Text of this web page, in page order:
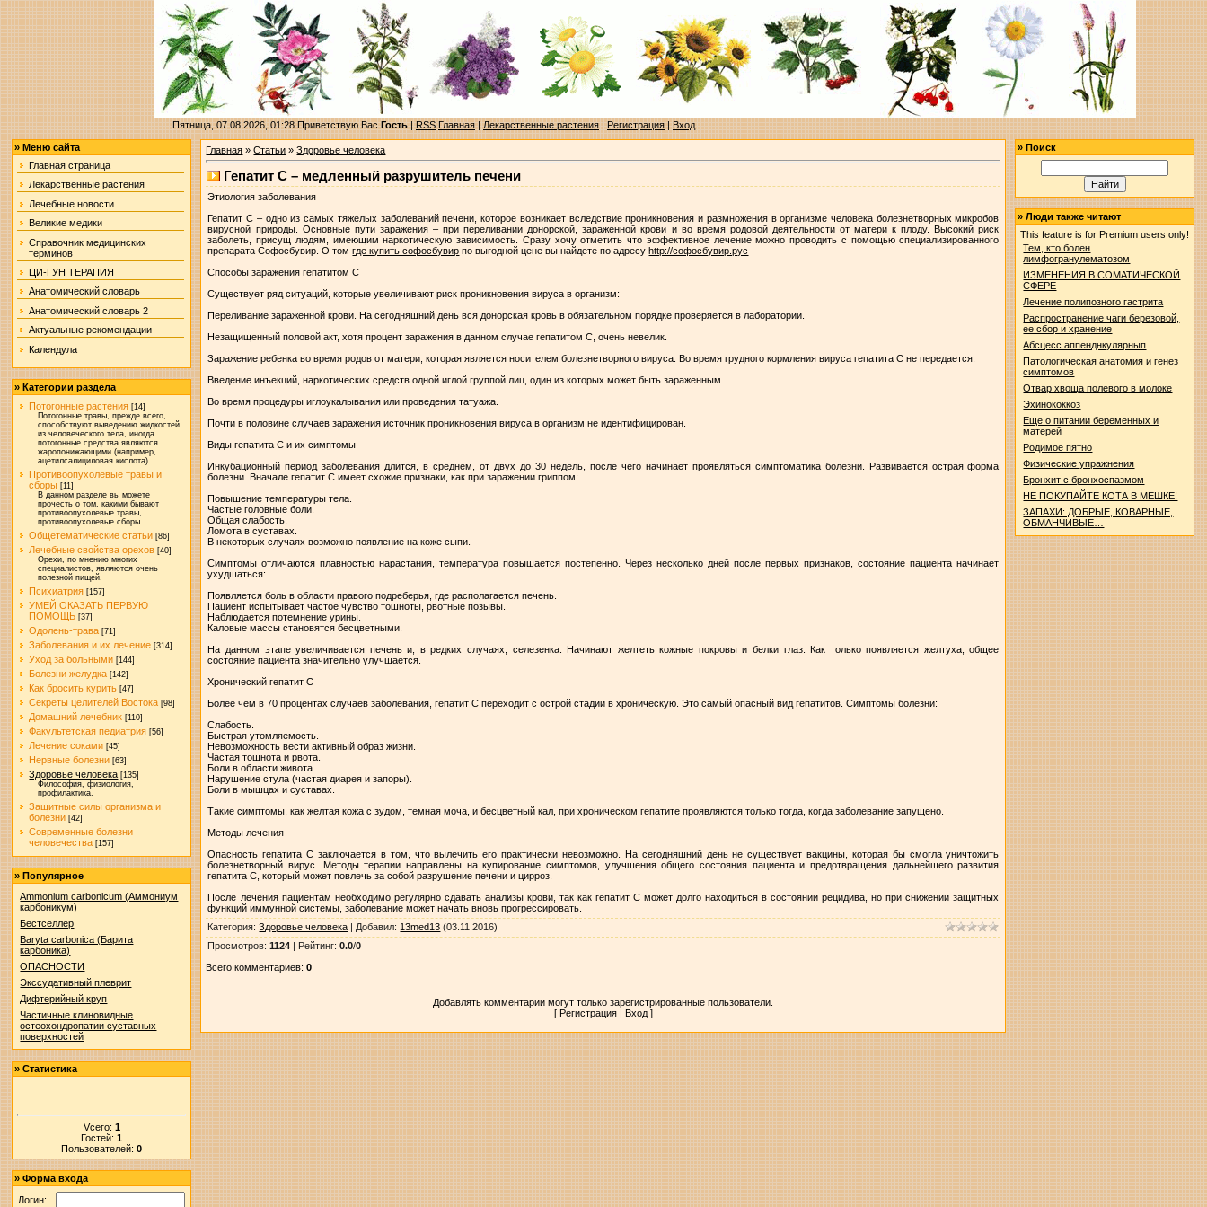
Пятница, 07.08.2026, 01:28Приветствую Вас Гость|RSS Главная|Лекарственные растения|Регистрация|Вход
»Меню сайта
Главная страница
Лекарственные растения
Лечебные новости
Великие медики
Справочник медицинских
терминов
ЦИ-ГУН ТЕРАПИЯ
Анатомический словарь
Анатомический словарь 2
Актуальные рекомендации
Календула
»Категории раздела
Потогонные растения [14]
Потогонные травы, прежде всего,
способствуют выведению жидкостей
из человеческого тела, иногда
потогонные средства являются
жаропонижающими (например,
ацетилсалициловая кислота).
Противоопухолевые травы и
сборы [11]
В данном разделе вы можете
прочесть о том, какими бывают
противоопухолевые травы,
противоопухолевые сборы
Общетематические статьи [86]
Лечебные свойства орехов [40]
Орехи, по мнению многих
специалистов, являются очень
полезной пищей.
Психиатрия [157]
УМЕЙ ОКАЗАТЬ ПЕРВУЮ
ПОМОЩЬ [37]
Одолень-трава [71]
Заболевания и их лечение [314]
Уход за больными [144]
Болезни желудка [142]
Как бросить курить [47]
Секреты целителей Востока [98]
Домашний лечебник [110]
Факультетская педиатрия [56]
Лечение соками [45]
Нервные болезни [63]
Здоровье человека [135]
Философия, физиология,
профилактика.
Защитные силы организма и
болезни [42]
Современные болезни
человечества [157]
»Популярное
Ammonium carbonicum (Аммониум
карбоникум)
Бестселлер
Baryta carbonica (Барита
карбоника)
ОПАСНОСТИ
Экссудативный плеврит
Дифтерийный круп
Частичные клиновидные
остеохондропатии суставных
поверхностей
»Статистика
Vсего: 1
Гостей:1
Пользователей:0
»Форма входа
Логин:
Главная »Статьи »Здоровье человека
Гепатит С – медленный разрушитель печени
Этиология заболевания
Гепатит С – одно из самых тяжелых заболеваний печени, которое возникает вследствие проникновения и размножения в организме человека болезнетворных микробов
вирусной природы. Основные пути заражения – при переливании донорской, зараженной крови и во время родовой деятельности от матери к плоду. Высокий риск
заболеть, присущ людям, имеющим наркотическую зависимость. Сразу хочу отметить что эффективное лечение можно проводить с помощью специализированного
препарата Софосбувир. О томгде купить софосбувир по выгодной цене вы найдете по адресуhttp://софосбувир.рус
Способы заражения гепатитом С
Существует ряд ситуаций, которые увеличивают риск проникновения вируса в организм:
Переливание зараженной крови. На сегодняшний день вся донорская кровь в обязательном порядке проверяется в лаборатории.
Незащищенный половой акт, хотя процент заражения в данном случае гепатитом С, очень невелик.
Заражение ребенка во время родов от матери, которая является носителем болезнетворного вируса. Во время грудного кормления вируса гепатита С не передается.
Введение инъекций, наркотических средств одной иглой группой лиц, один из которых может быть зараженным.
Во время процедуры иглоукалывания или проведения татуажа.
Почти в половине случаев заражения источник проникновения вируса в организм не идентифицирован.
Виды гепатита С и их симптомы
Инкубационный период заболевания длится, в среднем, от двух до 30 недель, после чего начинает проявляться симптоматика болезни. Развивается острая форма
болезни. Вначале гепатит С имеет схожие признаки, как при заражении гриппом:
Повышение температуры тела.
Частые головные боли.
Общая слабость.
Ломота в суставах.
В некоторых случаях возможно появление на коже сыпи.
Симптомы отличаются плавностью нарастания, температура повышается постепенно. Через несколько дней после первых признаков, состояние пациента начинает
ухудшаться:
Появляется боль в области правого подреберья, где располагается печень.
Пациент испытывает частое чувство тошноты, рвотные позывы.
Наблюдается потемнение урины.
Каловые массы становятся бесцветными.
На данном этапе увеличивается печень и, в редких случаях, селезенка. Начинают желтеть кожные покровы и белки глаз. Как только появляется желтуха, общее
состояние пациента значительно улучшается.
Хронический гепатит С
Более чем в 70 процентах случаев заболевания, гепатит С переходит с острой стадии в хроническую. Это самый опасный вид гепатитов. Симптомы болезни:
Слабость.
Быстрая утомляемость.
Невозможность вести активный образ жизни.
Частая тошнота и рвота.
Боли в области живота.
Нарушение стула (частая диарея и запоры).
Боли в мышцах и суставах.
Такие симптомы, как желтая кожа с зудом, темная моча, и бесцветный кал, при хроническом гепатите проявляются только тогда, когда заболевание запущено.
Методы лечения
Опасность гепатита С заключается в том, что вылечить его практически невозможно. На сегодняшний день не существует вакцины, которая бы смогла уничтожить
болезнетворный вирус. Методы терапии направлены на купирование симптомов, улучшения общего состояния пациента и предотвращения дальнейшего развития
гепатита С, который может повлечь за собой разрушение печени и цирроз.
После лечения пациентам необходимо регулярно сдавать анализы крови, так как гепатит С может долго находиться в состоянии рецидива, но при снижении защитных
функций иммунной системы, заболевание может начать вновь прогрессировать.
Категория:Здоровье человека | Добавил: 13med13 (03.11.2016)
Просмотров:1124 | Рейтинг:0.0/0
Всего комментариев:0
Добавлять комментарии могут только зарегистрированные пользователи.
[ Регистрация| Вход]
»Поиск
»Люди также читают
This feature is for Premium users only!
Тем, кто болен
лимфогранулематозом
ИЗМЕНЕНИЯ В СОМАТИЧЕСКОЙ
СФЕРЕ
Лечение полипозного гастрита
Распространение чаги березовой,
ее сбор и хранение
Абсцесс аппенднкулярнып
Патологическая анатомия и генез
симптомов
Отвар хвоща полевого в молоке
Эхинококкоз
Еще о питании беременных и
матерей
Родимое пятно
Физические упражнения
Бронхит с бронхоспазмом
НЕ ПОКУПАЙТЕ КОТА В МЕШКЕ!
ЗАПАХИ: ДОБРЫЕ, КОВАРНЫЕ,
ОБМАНЧИВЫЕ…